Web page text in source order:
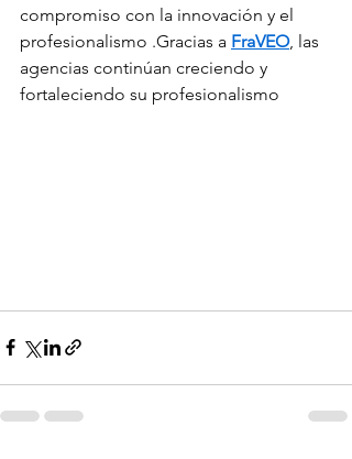
compromiso con la innovación y el
profesionalismo .Gracias a FraVEO, las
agencias continúan creciendo y
fortaleciendo su profesionalismo